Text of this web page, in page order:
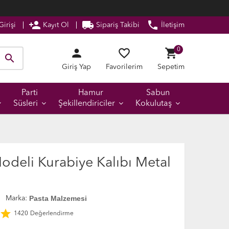
person_add Kayıt Ol local_shipping Sipariş Takibi phone İletişim
search person
Giriş Yap
favorite_border
Favorilerim
shopping_cart
Sepetim
0
Parti
Süsleri
Hamur
Şekillendiriciler
Sabun
Kokulutaş
Kurabiye Kalıbı Metal
Marka: Pasta Malzemesi
star 1420 Değerlendirme